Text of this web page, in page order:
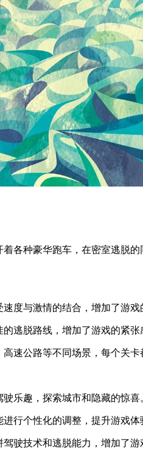
各种豪华跑车，在密室逃
度与激情的结合，增加了游戏
逃脱路线，增加了游戏的紧张
速公路等不同场景，每个关卡
乐趣，探索城市和隐藏的惊喜
行个性化的调整，提升游戏体
驶技术和逃脱能力，增加了游